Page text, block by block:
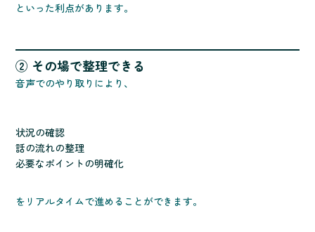
といった利点があります。
② その場で整理できる
音声でのやり取りにより、
状況の確認
話の流れの整理
必要なポイントの明確化
をリアルタイムで進めることができます。